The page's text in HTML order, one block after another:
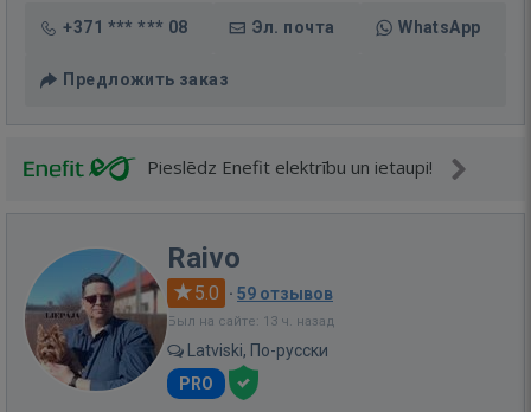
+371 *** *** 08 Эл. почта WhatsApp
Предложить заказ
Pieslēdz Enefit elektrību un ietaupi!
Raivo
5.0 · 59 отзывов
Был на сайте: 13 ч. назад
Latviski, По-русски
PRO